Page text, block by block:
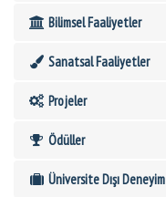
Bilimsel Faaliyetler
Sanatsal Faaliyetler
Projeler
Ödüller
Üniversite Dışı Deneyim